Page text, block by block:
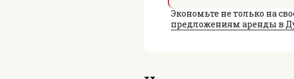
Экономьте не только на
предложениям аренды в